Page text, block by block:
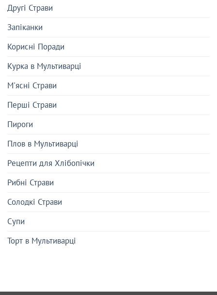
Другі Страви
Запіканки
Корисні Поради
Курка в Мультиварці
М'ясні Страви
Перші Страви
Пироги
Плов в Мультиварці
Рецепти для Хлібопічки
Рибні Страви
Солодкі Страви
Супи
Торт в Мультиварці